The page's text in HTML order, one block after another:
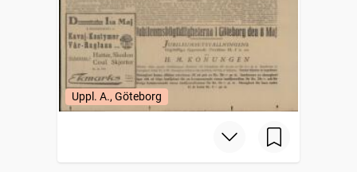
Uppl. A., Göteborg